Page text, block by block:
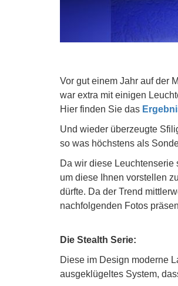
Vor gut einem Jahr auf der
war extra mit einigen
Hier finden Sie das
Und wieder überzeugte
so was höchstens als
Da wir diese Leuchtenserie
um diese Ihnen vorstellen
dürfte. Da der Trend
nachfolgenden Fotos
Die Stealth Serie:
Diese im Design moderne
ausgeklügeltes System,